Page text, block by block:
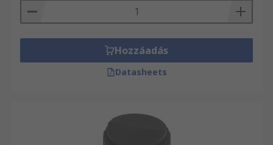
Hozzáadás
Datasheets